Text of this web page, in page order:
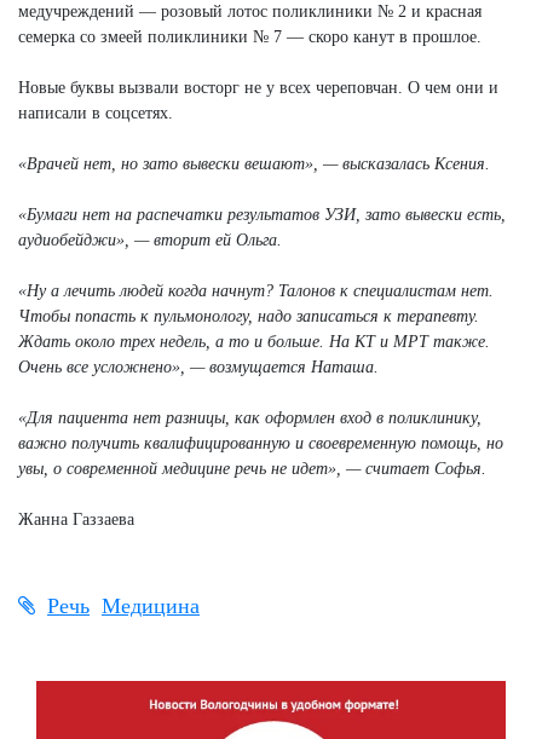
медучреждений — розовый лотос поликлиники № 2 и красная
семерка со змеей поликлиники № 7 — скоро канут в прошлое.
Новые буквы вызвали восторг не у всех череповчан. О чем они и
написали в соцсетях.
«Врачей нет, но зато вывески вешают», — высказалась Ксения.
«Бумаги нет на распечатки результатов УЗИ, зато вывески есть,
аудиобейджи», — вторит ей Ольга.
«Ну а лечить людей когда начнут? Талонов к специалистам нет.
Чтобы попасть к пульмонологу, надо записаться к терапевту.
Ждать около трех недель, а то и больше. На КТ и МРТ также.
Очень все усложнено», — возмущается Наташа.
«Для пациента нет разницы, как оформлен вход в поликлинику,
важно получить квалифицированную и своевременную помощь, но
увы, о современной медицине речь не идет», — считает Софья.
Жанна Газзаева
Речь Медицина